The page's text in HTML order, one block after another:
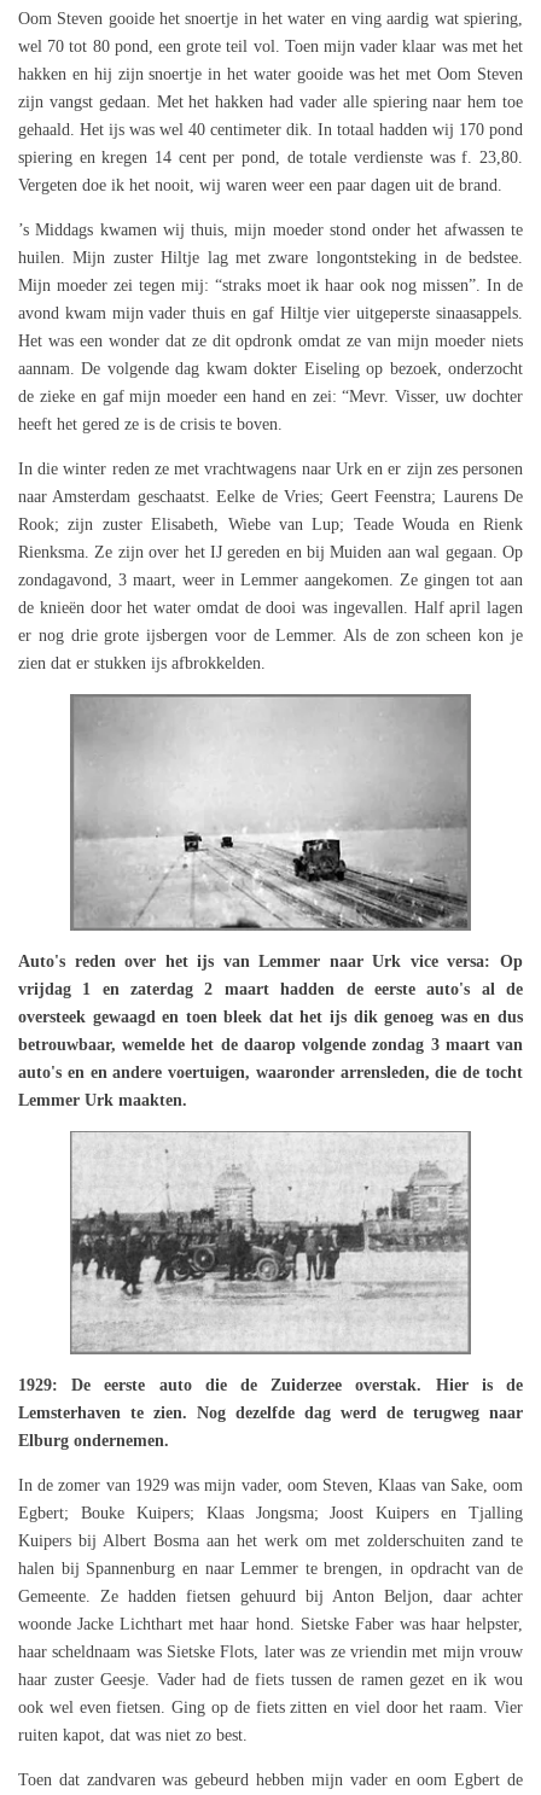
Oom Steven gooide het snoertje in het water en ving aardig wat spiering,
wel 70 tot 80 pond, een grote teil vol. Toen mijn vader klaar was met het
hakken en hij zijn snoertje in het water gooide was het met Oom Steven
zijn vangst gedaan. Met het hakken had vader alle spiering naar hem toe
gehaald. Het ijs was wel 40 centimeter dik. In totaal hadden wij 170 pond
spiering en kregen 14 cent per pond, de totale verdienste was f. 23,80.
Vergeten doe ik het nooit, wij waren weer een paar dagen uit de brand.
’s Middags kwamen wij thuis, mijn moeder stond onder het afwassen te
huilen. Mijn zuster Hiltje lag met zware longontsteking in de bedstee.
Mijn moeder zei tegen mij: “straks moet ik haar ook nog missen”. In de
avond kwam mijn vader thuis en gaf Hiltje vier uitgeperste sinaasappels.
Het was een wonder dat ze dit opdronk omdat ze van mijn moeder niets
aannam. De volgende dag kwam dokter Eiseling op bezoek, onderzocht
de zieke en gaf mijn moeder een hand en zei: “Mevr. Visser, uw dochter
heeft het gered ze is de crisis te boven.
In die winter reden ze met vrachtwagens naar Urk en er zijn zes personen
naar Amsterdam geschaatst. Eelke de Vries; Geert Feenstra; Laurens De
Rook; zijn zuster Elisabeth, Wiebe van Lup; Teade Wouda en Rienk
Rienksma. Ze zijn over het IJ gereden en bij Muiden aan wal gegaan. Op
zondagavond, 3 maart, weer in Lemmer aangekomen. Ze gingen tot aan
de knieën door het water omdat de dooi was ingevallen. Half april lagen
er nog drie grote ijsbergen voor de Lemmer. Als de zon scheen kon je
zien dat er stukken ijs afbrokkelden.
Auto's reden over het ijs van Lemmer naar Urk vice versa: Op
vrijdag 1 en zaterdag 2 maart hadden de eerste auto's al de
oversteek gewaagd en toen bleek dat het ijs dik genoeg was en dus
betrouwbaar, wemelde het de daarop volgende zondag 3 maart van
auto's en en andere voertuigen, waaronder arrensleden, die de tocht
Lemmer Urk maakten.
1929: De eerste auto die de Zuiderzee overstak. Hier is de
Lemsterhaven te zien. Nog dezelfde dag werd de terugweg naar
Elburg ondernemen.
In de zomer van 1929 was mijn vader, oom Steven, Klaas van Sake, oom
Egbert; Bouke Kuipers; Klaas Jongsma; Joost Kuipers en Tjalling
Kuipers bij Albert Bosma aan het werk om met zolderschuiten zand te
halen bij Spannenburg en naar Lemmer te brengen, in opdracht van de
Gemeente. Ze hadden fietsen gehuurd bij Anton Beljon, daar achter
woonde Jacke Lichthart met haar hond. Sietske Faber was haar helpster,
haar scheldnaam was Sietske Flots, later was ze vriendin met mijn vrouw
haar zuster Geesje. Vader had de fiets tussen de ramen gezet en ik wou
ook wel even fietsen. Ging op de fiets zitten en viel door het raam. Vier
ruiten kapot, dat was niet zo best.
Toen dat zandvaren was gebeurd hebben mijn vader en oom Egbert de